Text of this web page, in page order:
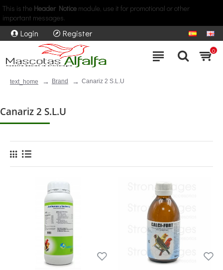
This is the Header Notice module, use it for promotional or other
important messages.
Login Register
0
text_home Brand Canariz 2 S.L.U
Canariz 2 S.L.U